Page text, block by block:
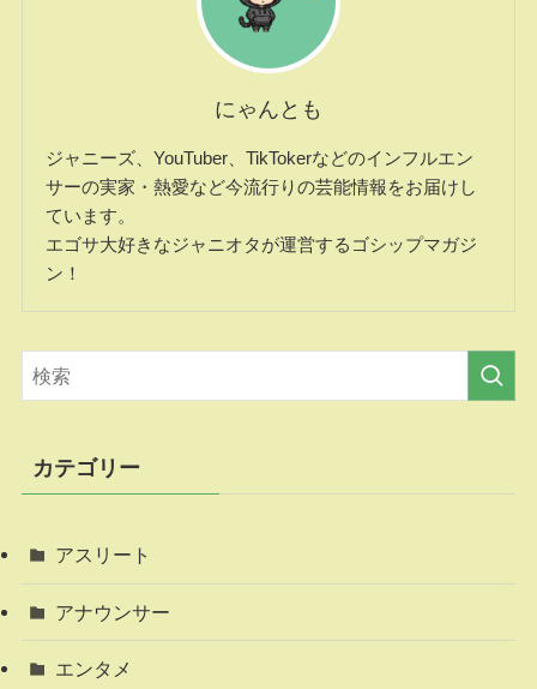
にゃんとも
ジャニーズ、YouTuber、TikTokerなどのインフルエン
サーの実家・熱愛など今流行りの芸能情報をお届けし
ています。
エゴサ大好きなジャニオタが運営するゴシップマガジ
ン！
カテゴリー
アスリート
アナウンサー
エンタメ